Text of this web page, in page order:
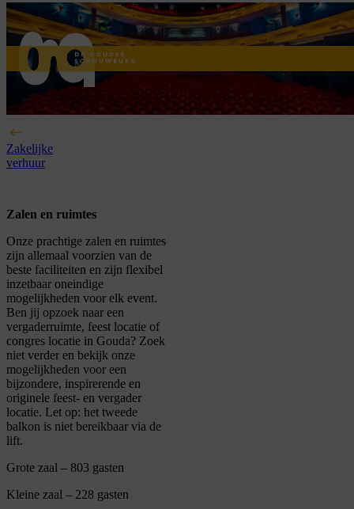
home
Zakelijke
verhuur
Zalen en ruimtes
Onze prachtige zalen en ruimtes
zijn allemaal voorzien van de
beste faciliteiten en zijn flexibel
inzetbaar oneindige
mogelijkheden voor elk event.
Ben jij opzoek naar een
vergaderruimte, feest locatie of
congres locatie in Gouda? Zoek
niet verder en bekijk onze
mogelijkheden voor een
bijzondere, inspirerende en
originele feest- en vergader
locatie. Let op: het tweede
balkon is niet bereikbaar via de
lift.
Grote zaal – 803 gasten
Kleine zaal – 228 gasten